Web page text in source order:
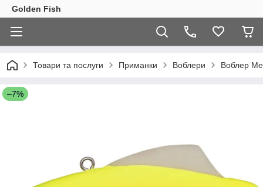
Golden Fish
Товари та послуги Приманки Воблери Воблер
–7%